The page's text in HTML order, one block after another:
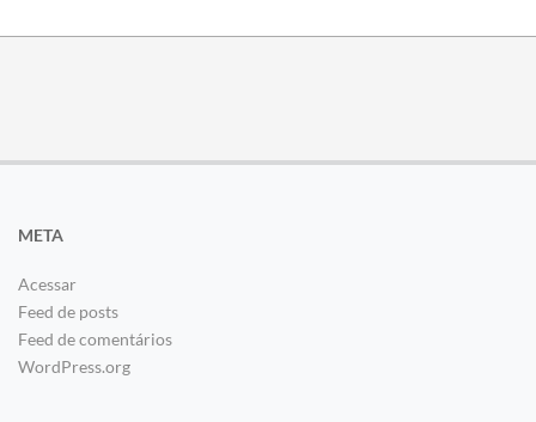
META
Acessar
Feed de posts
Feed de comentários
WordPress.org